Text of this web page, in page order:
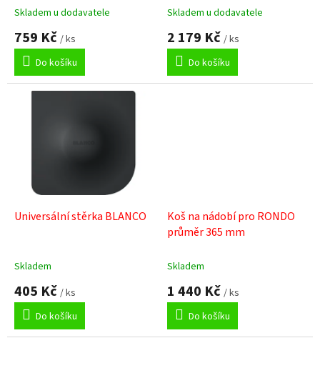
Skladem u dodavatele
759 Kč / ks
Do košíku
Skladem u dodavatele
2 179 Kč / ks
Do košíku
Universální stěrka BLANCO
Skladem
405 Kč / ks
Do košíku
Koš na nádobí pro RONDO
průměr 365 mm
Skladem
1 440 Kč / ks
Do košíku